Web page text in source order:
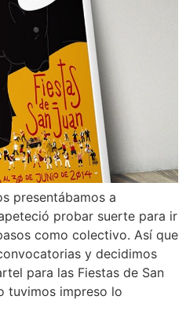
presentábamos a
probar suerte para ir
como colectivo. Así que
y decidimos
para las Fiestas de San
tuvimos impreso lo